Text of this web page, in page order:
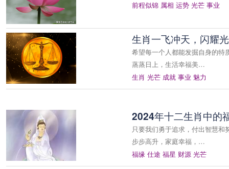
前程似锦 属相 运势 光芒 事业
生肖一飞冲天，闪耀
希望每一个人都能发掘自身的特
蒸蒸日上，生活幸福美…
生肖 光芒 成就 事业 魅力
2024年十二生肖中的
只要我们勇于追求，付出智慧
步步高升，家庭幸福，…
福缘 仕途 福星 财源 光芒